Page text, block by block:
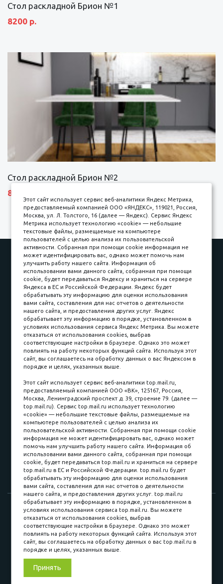
Стол раскладной Брион №1
8200 р.
Стол раскладной Брион №2
8690 р.
Наши работы
Оплата
Доставка и сборка
Гарантии
Карьера в компании
Контакты
Принимаем к оплате
Наличные
пл. Соляная, 6, стр. 16
8 (3822) 60-70-30
8 (3822) 50-39-09
8 (3822) 22-77-68
8 (3822) 50-48-50
8 (3822) 65-42-10
© 2015-2026. Компания «Мебельный куб».
ИП Саворенко Валерий Александрович. Россия, г. Томск, пл.
Соляная, 6 стр. 16, Цокольный этаж
Этот сайт использует сервис веб-аналитики Яндекс Метрика,
предоставляемый компанией ООО «ЯНДЕКС», 119021, Россия,
Москва, ул. Л. Толстого, 16 (далее — Яндекс). Сервис Яндекс
Метрика использует технологию «cookie» — небольшие
текстовые файлы, размещаемые на компьютере
пользователей с целью анализа их пользовательской
активности. Собранная при помощи cookie информация не
может идентифицировать вас, однако может помочь нам
улучшить работу нашего сайта. Информация об
использовании вами данного сайта, собранная при помощи
cookie, будет передаваться Яндексу и храниться на сервере
Яндекса в ЕС и Российской Федерации. Яндекс будет
обрабатывать эту информацию для оценки использования
вами сайта, составления для нас отчетов о деятельности
нашего сайта, и предоставления других услуг. Яндекс
обрабатывает эту информацию в порядке, установленном в
условиях использования сервиса Яндекс Метрика. Вы можете
отказаться от использования cookies, выбрав
соответствующие настройки в браузере. Однако это может
повлиять на работу некоторых функций сайта. Используя этот
сайт, вы соглашаетесь на обработку данных о вас Яндексом в
порядке и целях, указанных выше.
Этот сайт использует сервис веб-аналитики top.mail.ru,
предоставляемый компанией ООО «ВК», 125167, Россия,
Москва, Ленинградский проспект д. 39, строение 79. (далее —
top.mail.ru). Сервис top.mail.ru использует технологию
«cookie» — небольшие текстовые файлы, размещаемые на
компьютере пользователей с целью анализа их
пользовательской активности. Собранная при помощи cookie
информация не может идентифицировать вас, однако может
помочь нам улучшить работу нашего сайта. Информация об
использовании вами данного сайта, собранная при помощи
cookie, будет передаваться top.mail.ru и храниться на сервере
top.mail.ru в ЕС и Российской Федерации. top.mail.ru будет
обрабатывать эту информацию для оценки использования
вами сайта, составления для нас отчетов о деятельности
нашего сайта, и предоставления других услуг. top.mail.ru
обрабатывает эту информацию в порядке, установленном в
условиях использования сервиса top.mail.ru. Вы можете
отказаться от использования cookies, выбрав
соответствующие настройки в браузере. Однако это может
повлиять на работу некоторых функций сайта. Используя этот
сайт, вы соглашаетесь на обработку данных о вас top.mail.ru в
порядке и целях, указанных выше.
Принять